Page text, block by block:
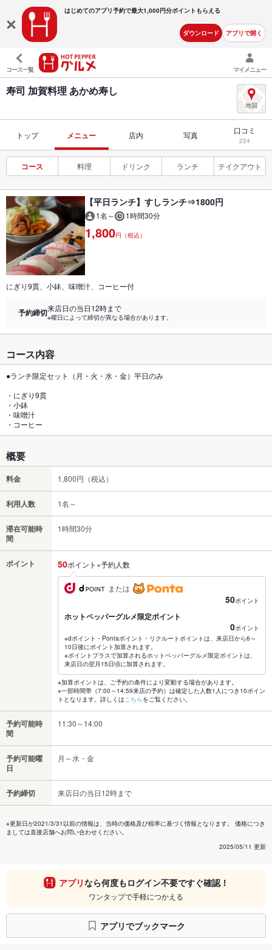
はじめてのアプリ予約で最大1,000円分ポイントもらえる
ダウンロード アプリで開く
コース一覧 マイメニュー
寿司 加賀料理 あかめ寿し
トップ メニュー 店内 写真 口コミ
224
コース 料理 ドリンク ランチ テイクアウト
【平日ランチ】すしランチ⇒1800円
1名～ 1時間30分
1,800円（税込）
にぎり9貫、小鉢、味噌汁、コーヒー付
予約締切来店日の当日12時まで
※曜日によって締切が異なる場合があります。
コース内容
●ランチ限定セット（月・火・水・金）平日のみ
・にぎり9貫
・小鉢
・味噌汁
・コーヒー
概要
料金 1,800円（税込）
利用人数 1名～
滞在可能時
間
1時間30分
ポイント 50ポイント×予約人数
または
50ポイント
ホットペッパーグルメ限定ポイント
0ポイント
※dポイント・Pontaポイント・リクルートポイントは、来店日から6～
10日後にポイント加算されます。
※ポイントプラスで加算されるホットペッパーグルメ限定ポイントは、
来店日の翌月15日頃に加算されます。
※加算ポイントは、ご予約の条件により変動する場合があります。
※一部時間帯（7:00～14:59来店の予約）は確定した人数1人につき10ポイン
トとなります。詳しくはこちらをご覧ください。
予約可能時
間
11:30～14:00
予約可能曜
日
月～水・金
予約締切 来店日の当日12時まで
※更新日が2021/3/31以前の情報は、当時の価格及び税率に基づく情報となります。 価格につき
ましては直接店舗へお問い合わせください。
2025/05/11 更新
アプリなら何度もログイン不要ですぐ確認！
ワンタップで手軽につかえる
アプリでブックマーク